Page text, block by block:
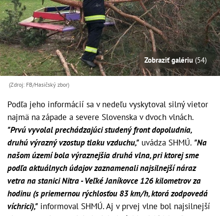
Zobraziť galériu (54)
(Zdroj: FB/Hasičský zbor)
Podľa jeho informácií sa v nedeľu vyskytoval silný vietor
najmä na západe a severe Slovenska v dvoch vlnách.
"Prvú vyvolal prechádzajúci studený front dopoludnia,
druhú výrazný vzostup tlaku vzduchu," uvádza SHMÚ. "Na
našom území bola výraznejšia druhá vlna, pri ktorej sme
podľa aktuálnych údajov zaznamenali najsilnejší náraz
vetra na stanici Nitra - Veľké Janíkovce 126 kilometrov za
hodinu (s priemernou rýchlosťou 83 km/h, ktorá zodpovedá
víchrici)," informoval SHMÚ. Aj v prvej vlne bol najsilnejší